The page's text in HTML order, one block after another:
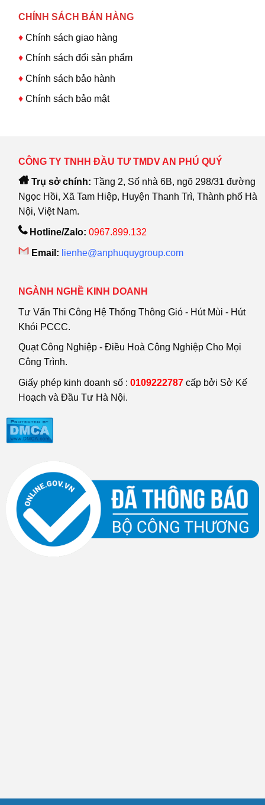
CHÍNH SÁCH BÁN HÀNG
♦ Chính sách giao hàng
♦ Chính sách đổi sản phẩm
♦ Chính sách bảo hành
♦ Chính sách bảo mật
CÔNG TY TNHH ĐẦU TƯ TMDV AN PHÚ QUÝ
Trụ sở chính: Tầng 2, Số nhà 6B, ngõ 298/31 đường
Ngọc Hồi, Xã Tam Hiệp, Huyện Thanh Trì, Thành phố Hà
Nội, Việt Nam.
Hotline/Zalo: 0967.899.132
Email: lienhe@anphuquygroup.com
NGÀNH NGHỀ KINH DOANH
Tư Vấn Thi Công Hệ Thống Thông Gió - Hút Mùi - Hút
Khói PCCC.
Quạt Công Nghiệp - Điều Hoà Công Nghiệp Cho Mọi
Công Trình.
Giấy phép kinh doanh số : 0109222787 cấp bởi Sở Kế
Hoạch và Đầu Tư Hà Nội.